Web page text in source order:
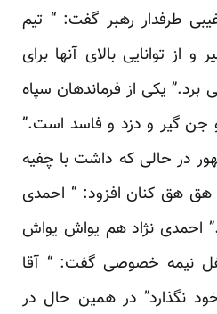
طرفدار رهبر گفت: “ تیم
از توانایی بالای آنها برای
یکی از فرماندهان سپاه
گیر و دزد و فاسد است.”
در حالی که داشت با چفیه
هق کنان افزود: “ احمدی
احمدی نژاد هم یواش یواش
نیمه خصوصی گفت: “ آقا
نگذارد” در همین حال در